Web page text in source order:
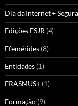
Dia da Internet + Segura
Edições ESJR (4)
Efemérides (8)
Entidades (1)
ERASMUS+ (1)
Formação (9)